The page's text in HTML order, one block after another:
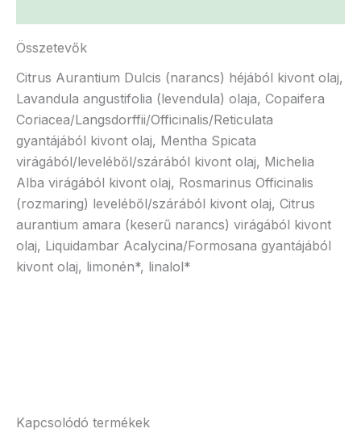
Összetevők
Citrus Aurantium Dulcis (narancs) héjából kivont olaj,
Lavandula angustifolia (levendula) olaja, Copaifera
Coriacea/Langsdorffii/Officinalis/Reticulata
gyantájából kivont olaj, Mentha Spicata
virágából/leveléből/szárából kivont olaj, Michelia
Alba virágából kivont olaj, Rosmarinus Officinalis
(rozmaring) leveléből/szárából kivont olaj, Citrus
aurantium amara (keserű narancs) virágából kivont
olaj, Liquidambar Acalycina/Formosana gyantájából
kivont olaj, limonén*, linalol*
Kapcsolódó termékek